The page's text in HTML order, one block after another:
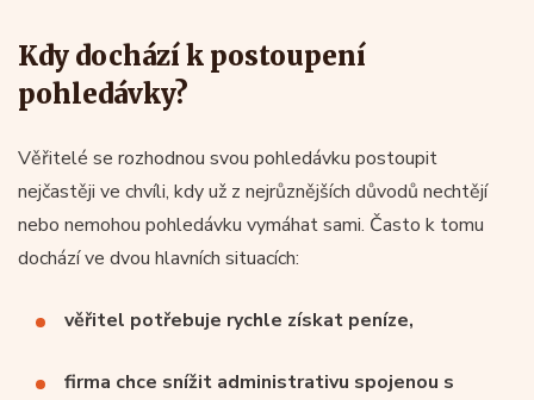
Kdy dochází k postoupení
pohledávky?
Věřitelé se rozhodnou svou pohledávku postoupit
nejčastěji ve chvíli, kdy už z nejrůznějších důvodů nechtějí
nebo nemohou pohledávku vymáhat sami. Často k tomu
dochází ve dvou hlavních situacích:
věřitel potřebuje rychle získat peníze,
firma chce snížit administrativu spojenou s